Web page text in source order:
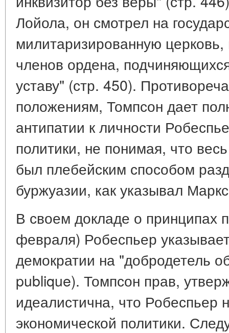
Лойола, он смотрел на
милитаризированную церковь,
членов ордена,
уставу" (стр. 450).
положениям, Томпсон дает
антипатии к личности
политики, не понимая, что
был плебейским способом
буржуазии, как указывал
В своем докладе о принципах
февраля) Робеспьер
демократии на "добродетель
publique). Томпсон прав,
идеалистична, что Робеспьер
экономической политики.